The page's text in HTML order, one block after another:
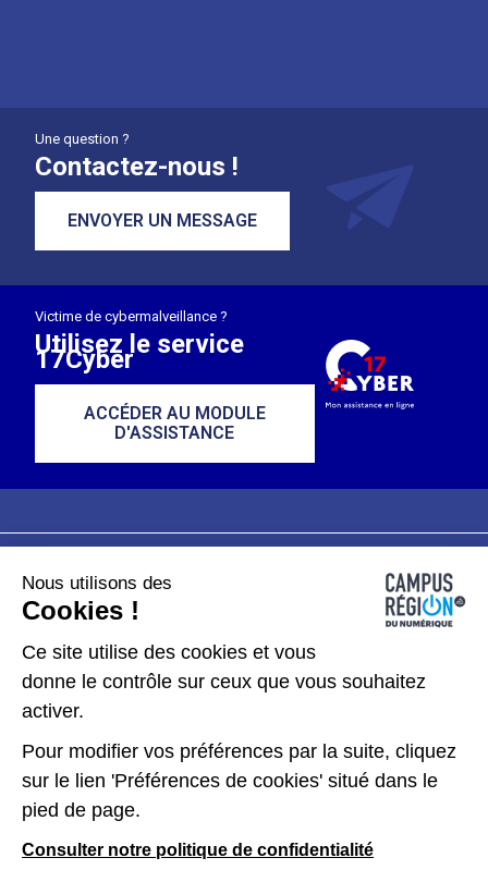
Une question ?
Contactez-nous !
ENVOYER UN MESSAGE
Victime de cybermalveillance ?
Utilisez le service
17Cyber
ACCÉDER AU MODULE
D'ASSISTANCE
Plan du site
Données personnelles
Gérer les cookies
Kit de communication
Accessibilité : partiellement conforme
Nous utilisons des
Cookies !
Ce site utilise des cookies et vous
donne le contrôle sur ceux que vous souhaitez
activer.
Pour modifier vos préférences par la suite, cliquez
sur le lien 'Préférences de cookies' situé dans le
pied de page.
Consulter notre politique de confidentialité